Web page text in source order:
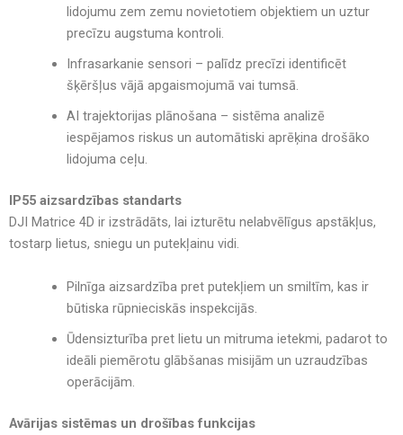
lidojumu zem zemu novietotiem objektiem un uztur
precīzu augstuma kontroli.
Infrasarkanie sensori – palīdz precīzi identificēt
šķēršļus vājā apgaismojumā vai tumsā.
AI trajektorijas plānošana– sistēma analizē
iespējamos riskus un automātiski aprēķina drošāko
lidojuma ceļu.
IP55 aizsardzības standarts
DJI Matrice 4D ir izstrādāts, lai izturētu nelabvēlīgus apstākļus,
tostarp lietus, sniegu un putekļainu vidi.
Pilnīga aizsardzība pret putekļiem un smiltīm, kas ir
būtiska rūpnieciskās inspekcijās.
Ūdensizturība pret lietu un mitruma ietekmi, padarot to
ideāli piemērotu glābšanas misijām un uzraudzības
operācijām.
Avārijas sistēmas un drošības funkcijas